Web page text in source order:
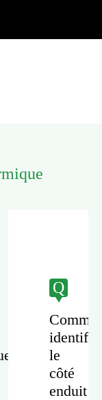
Q
le
côté
enduit